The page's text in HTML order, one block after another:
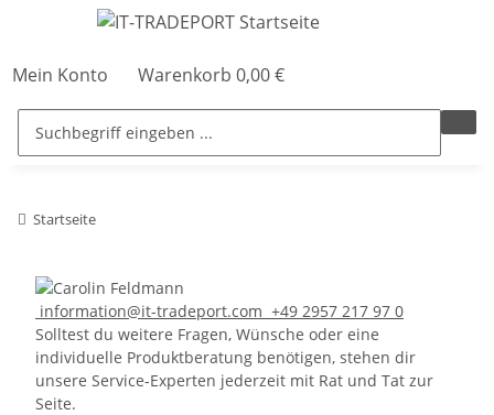
Mein Konto Warenkorb 0,00 €
Startseite
information@it-tradeport.com +49 2957 217 97 0
Solltest du weitere Fragen, Wünsche oder eine
individuelle Produktberatung benötigen, stehen dir
unsere Service-Experten jederzeit mit Rat und Tat zur
Seite.